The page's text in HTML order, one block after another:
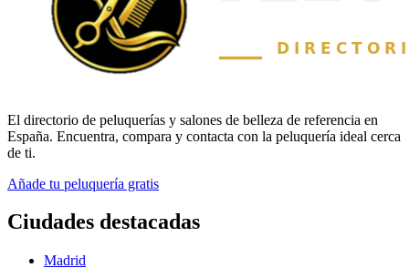
El directorio de peluquerías y salones de belleza de referencia en
España. Encuentra, compara y contacta con la peluquería ideal cerca
de ti.
Añade tu peluquería gratis
Ciudades destacadas
Madrid